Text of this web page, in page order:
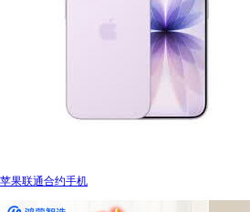
苹果联通合约手机